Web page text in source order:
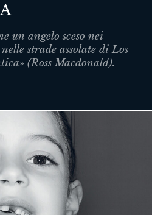
un angelo sceso nei
strade assolate di Los
(Ross Macdonald).